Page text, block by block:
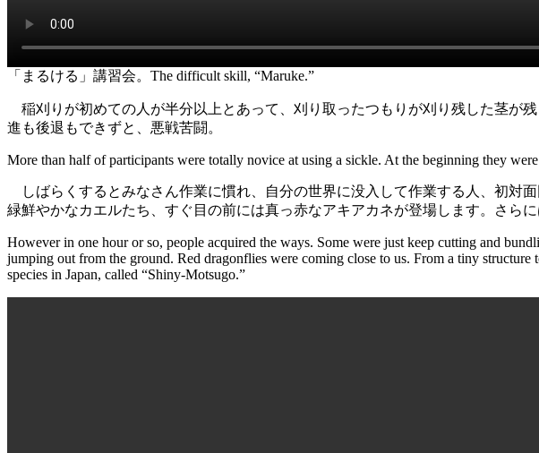
「まるける」講習会。The difficult skill, “Maruke.”
稲刈りが初めての人が半分以上とあって、刈り取ったつもりが刈り残した茎が
進も後退もできずと、悪戦苦闘。
More than half of participants were totally novice at using a sickle. At the beginning they
しばらくするとみなさん作業に慣れ、自分の世界に没入して作業する人、初対
緑鮮やかなカエルたち、すぐ目の前には真っ赤なアキアカネが登場します。さら
However in one hour or so, people acquired the ways. Some were just keep cutting and
jumping out from the ground. Red dragonflies were coming close to us. From a tiny
species in Japan, called “Shiny-Motsugo.”